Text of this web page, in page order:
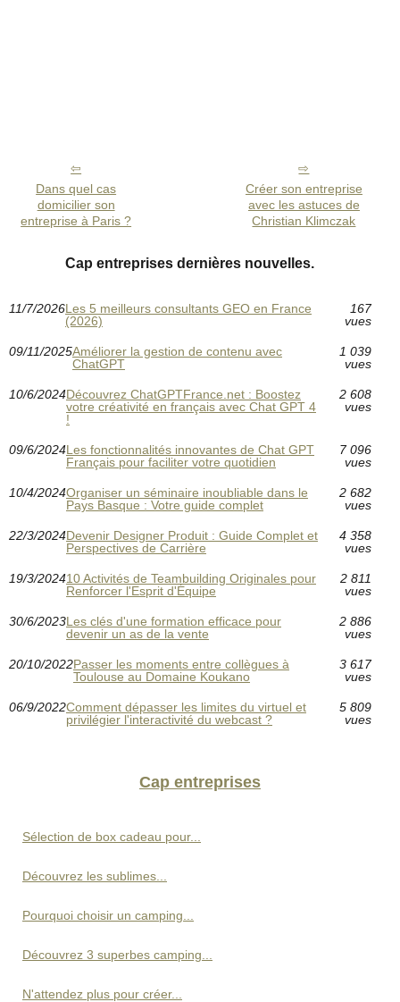
Dans quel cas
domicilier son
entreprise à Paris ?
Créer son entreprise
avec les astuces de
Christian Klimczak
Cap entreprises dernières nouvelles.
11/7/2026Les 5 meilleurs consultants GEO en France
(2026)
167
vues
09/11/2025Améliorer la gestion de contenu avec
ChatGPT
1 039
vues
10/6/2024Découvrez ChatGPTFrance.net : Boostez
votre créativité en français avec Chat GPT 4
!
2 608
vues
09/6/2024Les fonctionnalités innovantes de Chat GPT
Français pour faciliter votre quotidien
7 096
vues
10/4/2024Organiser un séminaire inoubliable dans le
Pays Basque : Votre guide complet
2 682
vues
22/3/2024Devenir Designer Produit : Guide Complet et
Perspectives de Carrière
4 358
vues
19/3/202410 Activités de Teambuilding Originales pour
Renforcer l'Esprit d'Équipe
2 811
vues
30/6/2023Les clés d'une formation efficace pour
devenir un as de la vente
2 886
vues
20/10/2022Passer les moments entre collègues à
Toulouse au Domaine Koukano
3 617
vues
06/9/2022Comment dépasser les limites du virtuel et
privilégier l'interactivité du webcast ?
5 809
vues
Cap entreprises
Sélection de box cadeau pour...
Découvrez les sublimes...
Pourquoi choisir un camping...
Découvrez 3 superbes camping...
N'attendez plus pour créer...